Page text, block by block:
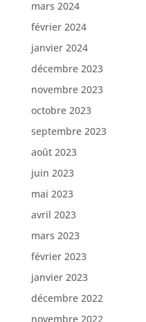
mars 2024
février 2024
janvier 2024
décembre 2023
novembre 2023
octobre 2023
septembre 2023
août 2023
juin 2023
mai 2023
avril 2023
mars 2023
février 2023
janvier 2023
décembre 2022
novembre 2022